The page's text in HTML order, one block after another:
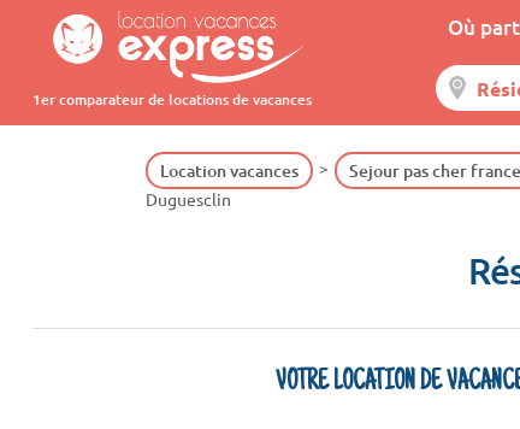
1er comparateur de locations de vacances
Où
Location vacances Sejour pas cher france
Duguesclin
VOTRE LOCATION DE